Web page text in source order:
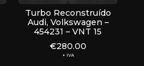
Turbo Reconstruído
Audi, Volkswagen –
454231 – VNT 15
€280.00
+ IVA